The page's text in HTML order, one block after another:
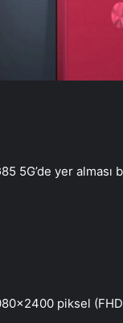
5G’de yer
piksel